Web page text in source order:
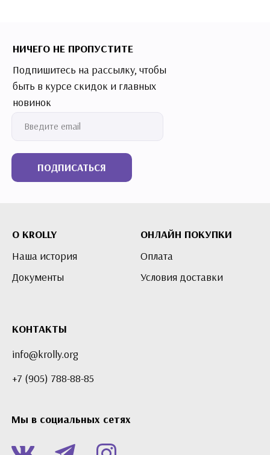
НИЧЕГО НЕ ПРОПУСТИТЕ
Подпишитесь на рассылку, чтобы
быть в курсе скидок и главных
новинок
ПОДПИСАТЬСЯ
О KROLLY ОНЛАЙН ПОКУПКИ
КОНТАКТЫ
Наша история
Документы
Оплата
Условия доставки
info@krolly.org
Мы в социальных сетях
+7 (905) 788-88-85